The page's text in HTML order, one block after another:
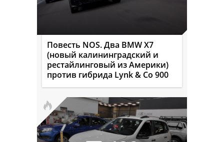
Повесть NOS. Два BMW X7
(новый калининградский и
рестайлинговый из Америки)
против гибрида Lynk & Co 900